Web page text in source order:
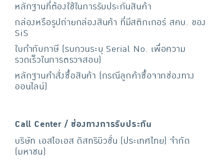
หลักฐานที่ต้องใช้ในการรับประกันสินค้า
กล่องหรือรูปถ่ายกล่องสินค้า ที่มีสติกเกอร์ สคบ. ของ
SiS
ใบกำกับภาษี (รบกวนระบุ Serial No. เพื่อความ
รวดเร็วในการตรวจสอบ)
หลักฐานคำสั่งซื้อสินค้า (กรณีลูกค้าซื้อจากช่องทาง
ออนไลน์)
Call Center / ช่องทางการรับประกัน
บริษัท เอสไอเอส ดิสทริบิวชั่น (ประเทศไทย) จำกัด
(มหาชน)